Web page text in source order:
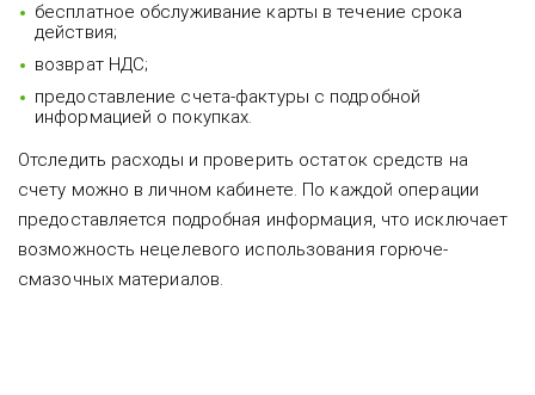
бесплатное обслуживание карты в течение срока
действия;
возврат НДС;
предоставление счета-фактуры с подробной
информацией о покупках.
Отследить расходы и проверить остаток средств на
счету можно в личном кабинете. По каждой операции
предоставляется подробная информация, что исключает
возможность нецелевого использования горюче-
смазочных материалов.